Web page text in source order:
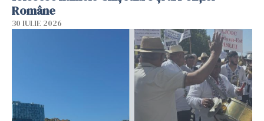
Române
30 IULIE 2026